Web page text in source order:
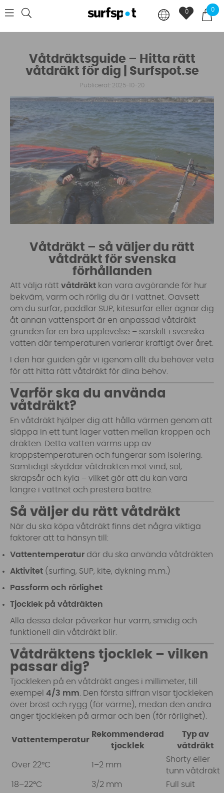
0
0
Våtdräktsguide – Hitta rätt
våtdräkt för dig | Surfspot.se
Publicerat: 2025-10-20
Våtdräkt – så väljer du rätt
våtdräkt för svenska
förhållanden
Att välja rätt våtdräkt kan vara avgörande för hur
bekväm, varm och rörlig du är i vattnet. Oavsett
om du surfar, paddlar SUP, kitesurfar eller ägnar dig
åt annan vattensport är en anpassad våtdräkt
grunden för en bra upplevelse – särskilt i svenska
vatten där temperaturen varierar kraftigt över året.
I den här guiden går vi igenom allt du behöver veta
för att hitta rätt våtdräkt för dina behov.
Varför ska du använda
våtdräkt?
En våtdräkt hjälper dig att hålla värmen genom att
släppa in ett tunt lager vatten mellan kroppen och
dräkten. Detta vatten värms upp av
kroppstemperaturen och fungerar som isolering.
Samtidigt skyddar våtdräkten mot vind, sol,
skrapsår och kyla – vilket gör att du kan vara
längre i vattnet och prestera bättre.
Så väljer du rätt våtdräkt
När du ska köpa våtdräkt finns det några viktiga
faktorer att ta hänsyn till:
Vattentemperatur där du ska använda våtdräkten
Aktivitet (surfing, SUP, kite, dykning m.m.)
Passform och rörlighet
Tjocklek på våtdräkten
Alla dessa delar påverkar hur varm, smidig och
funktionell din våtdräkt blir.
Våtdräktens tjocklek – vilken
passar dig?
Tjockleken på en våtdräkt anges i millimeter, till
exempel 4/3 mm . Den första siffran visar tjockleken
över bröst och rygg (för värme), medan den andra
anger tjockleken på armar och ben (för rörlighet).
Vattentemperatur
Rekommenderad
tjocklek
Typ av
våtdräkt
Över 22°C 1–2 mm
Shorty eller
tunn våtdräkt
18–22°C
3/2 mm Full suit